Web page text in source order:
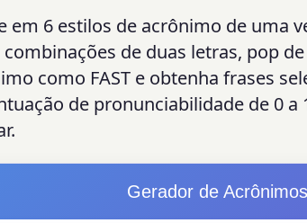
em 6 estilos de acrônimo de uma
de duas letras, pop
como FAST e obtenha frases
de pronunciabilidade de 0 a
Gerador de Acrônimos